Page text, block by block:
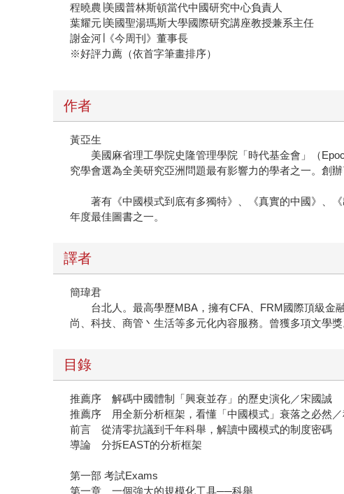
程曉農∣美國普林斯頓當代中國研究中心負責人
葉耀元∣美國聖湯瑪斯大學國際研究講座教授兼系主任
謝金河∣《今周刊》董事長
※好評力薦（依首字筆畫排序）
作者
黃亞生
美國麻省理工學院史隆管理學院「時代基金會」（
究學會選為全美研究亞洲問題最有影響力的學者之一。創
著有《中國模式到底有多獨特》、《真實的中國》、《
年度最佳圖書之一。
譯者
簡瑋君
台北人。最高學歷MBA，擁有CFA、FRM國際頂級金
尚、科技、商管丶生活等多元化內容服務。曾獲多項文學獎
目錄
推薦序 解碼中國體制「興衰並存」的歷史演化／宋國誠
推薦序 用全新分析框架，看懂「中國模式」衰落之必然／
前言 從清零抗議到千年科舉，解讀中國模式的制度密碼
導論 分拆EAST的分析框架
第一部 考試Exams
第一章 一個強大的規模化工具──科舉